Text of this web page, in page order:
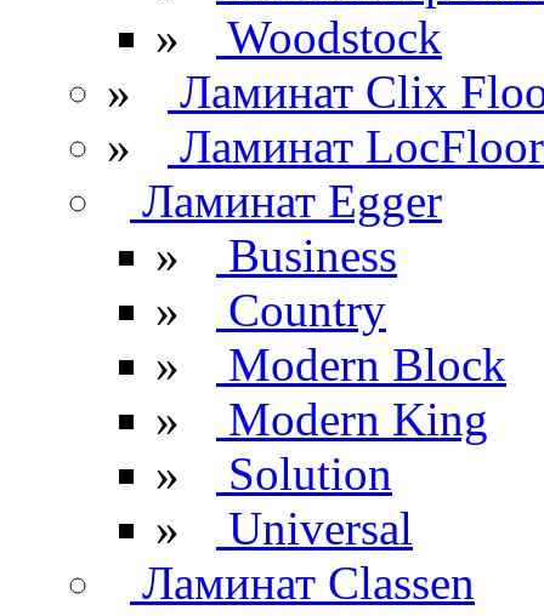
»
Woodstock
»
Ламинат Clix
»
Ламинат LocFloor
Ламинат Egger
»
Business
»
Country
»
Modern Block
»
Modern King
»
Solution
»
Universal
Ламинат Classen